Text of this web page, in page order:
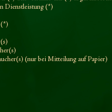
Dienstleistung (*)
(*)
(nur bei Mitteilung auf Papier)